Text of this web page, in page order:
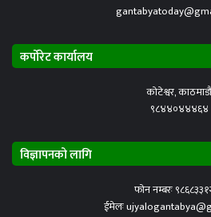
कर्पोरेट कार्यालय
कोटेश्वर, काठमाडौं
९८४४०४४४६४
विज्ञापनको लागि
फोन नम्बरः
ईमेलः